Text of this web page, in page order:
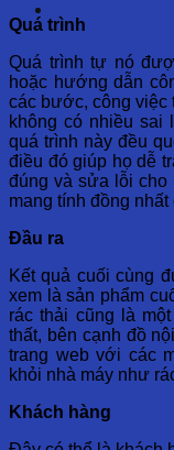
Quá trình
Quá trình tự nó
hoặc hướng dẫn
các bước, công việc
không có nhiều sai
quá trình này đều
điều đó giúp họ dễ
đúng và sửa lỗi cho
mang tính đồng nhất
Đầu ra
Kết quả cuối cùng
xem là sản phẩm
rác thải cũng là
thất, bên cạnh đồ
trang web với các
khỏi nhà máy như
Khách hàng